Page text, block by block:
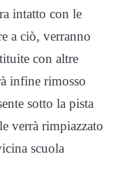
intatto con le
a ciò, verranno
con altre
infine rimosso
sotto la pista
verrà rimpiazzato
scuola